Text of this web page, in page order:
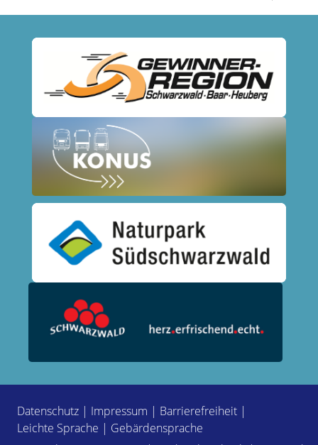
Datenschutz | Impressum | Barrierefreiheit |
Leichte Sprache | Gebärdensprache